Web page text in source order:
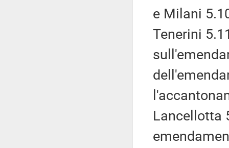
e Milani
Tenerini
Lancellotta